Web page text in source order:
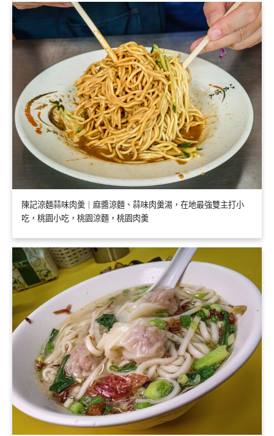
陳記涼麵蒜味肉羹｜麻醬涼麵、蒜味肉羹湯，在地最強雙主打小
吃，桃園小吃，桃園涼麵，桃園肉羹